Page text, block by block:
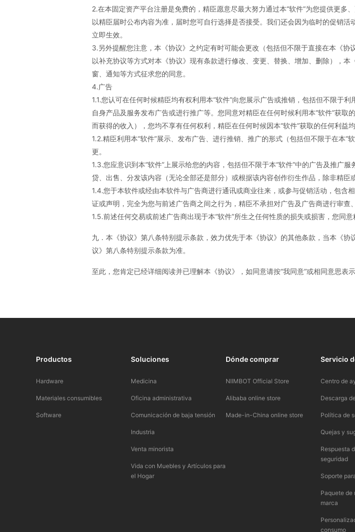
2.在本固定资产平台注册是免费的，精臣愿意尽最大努力通过本“软件”为您提供更
以精臣届时公布内容为准，届时您可自行选择是否接受。我们还会因为临时的促销
立即生效。
3.另外提醒您注意，本《协议》之约定有时可能会更改（包括但不限于直接在本《
以补充协议等方式对本《协议》现有条款进行修改、变更、替换、增加、删除），
窗、通知等方式征求您的同意。
4.广告
1.1.您认可在任何时候精臣均有权利用本“软件”向您展示广告或推销，包括但不限于
自身产品及服务发布广告或进行推广等。您同意对精臣在任何时候利用本“软件”获
而获得的收入），您均不享有任何权利，精臣在任何时候因本“软件”获取的任何利益
1.2.精臣利用本“软件”展示、发布广告、进行推销、推广的形式（包括但不限于在本
更。
1.3.您应意识到本“软件”上展示给您的内容，包括但不限于本“软件”中的广告及推广
贷、出售、分发该内容（无论全部还是部分）或根据该内容创作衍生作品，除非精臣
1.4.您于本软件或经由本软件与广告商进行通讯或商业往来，或参与促销活动，包
证或声明，完全为您与前述广告商之间之行为，精臣不承担对广告及广告商进行审查
1.5.前述任何交易或前述广告商出现于本“软件”所生之任何性质的损失或损害，您同意
九．本《协议》第八条特别提示条款，效力优先于本《协议》的其他条款，当本《
议》第八条特别提示条款为准。
至此，您肯定已经详细阅读并已理解本《协议》，如同意请按“我同意”或相同意思表示
Productos​
Hardware
Materiales consumibles
Software
Soluciones
Medicina​
Oficina administrativa
Comunicación de baja tensión​
Industria​
Venta minorista
Vida con Muebles y Artículos para
el Hogar
Dónde comprar
NIIMBOT Official Store
Alibaba online store
Made-in-China online store
Servicio
Centro de
Descarga
Política de
Quejas y
Respuesta
seguridad​
Soporte
Paquete de
marca​
consumo​